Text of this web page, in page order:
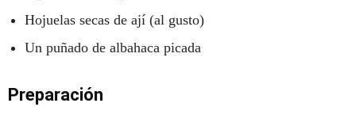
Hojuelas secas de ají (al gusto)
Un puñado de albahaca picada
Preparación